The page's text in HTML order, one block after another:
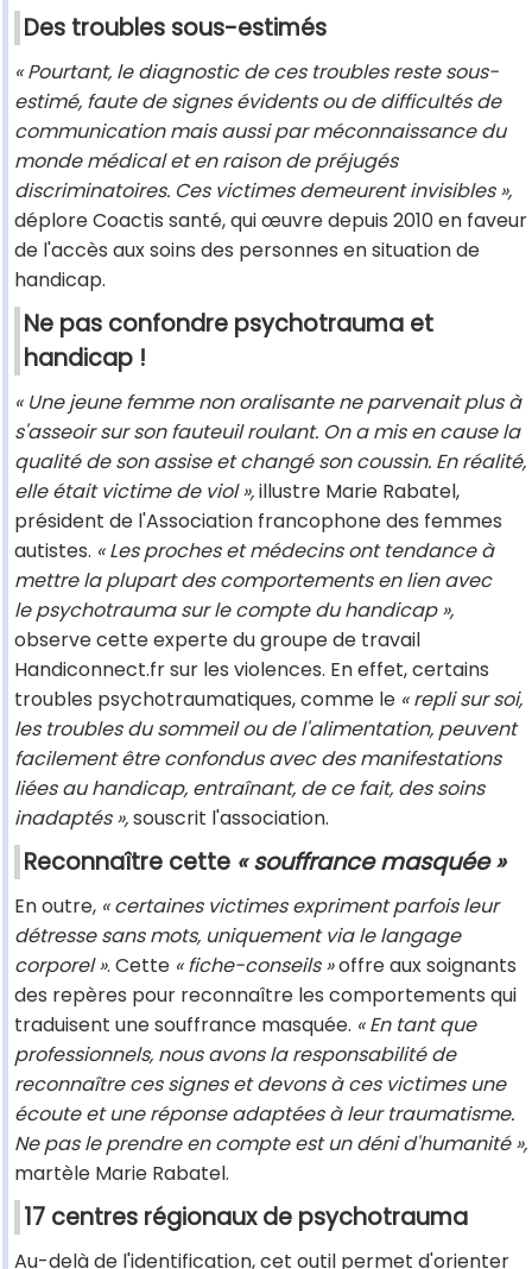
Des troubles sous-estimés
« Pourtant, le diagnostic de ces troubles reste sous-
estimé, faute de signes évidents ou de difficultés de
communication mais aussi par méconnaissance du
monde médical et en raison de préjugés
discriminatoires. Ces victimes demeurent invisibles »,
déplore Coactis santé, qui œuvre depuis 2010 en faveur
de l'accès aux soins des personnes en situation de
handicap.
Ne pas confondre psychotrauma et
handicap !
« Une jeune femme non oralisante ne parvenait plus à
s'asseoir sur son fauteuil roulant. On a mis en cause la
qualité de son assise et changé son coussin. En réalité,
elle était victime de viol »,illustre Marie Rabatel,
président de l'Association francophone des femmes
autistes. « Les proches et médecins ont tendance à
mettre la plupart des comportements en lien avec
le psychotrauma sur le compte du handicap »,
observe cette experte du groupe de travail
Handiconnect.fr sur les violences. En effet, certains
troubles psychotraumatiques, comme le « repli sur soi,
les troubles du sommeil ou de l'alimentation, peuvent
facilement être confondus avec des manifestations
liées au handicap, entraînant, de ce fait, des soins
inadaptés »,souscrit l'association.
Reconnaître cette « souffrance masquée »
En outre, « certaines victimes expriment parfois leur
détresse sans mots, uniquement via le langage
corporel ». Cette « fiche-conseils »offre aux soignants
des repères pour reconnaître les comportements qui
traduisent une souffrance masquée. « En tant que
professionnels, nous avons la responsabilité de
reconnaître ces signes et devons à ces victimes une
écoute et une réponse adaptées à leur traumatisme.
Ne pas le prendre en compte est un déni d'humanité »,
martèle Marie Rabatel.
17 centres régionaux de psychotrauma
Au-delà de l'identification, cet outil permet d'orienter